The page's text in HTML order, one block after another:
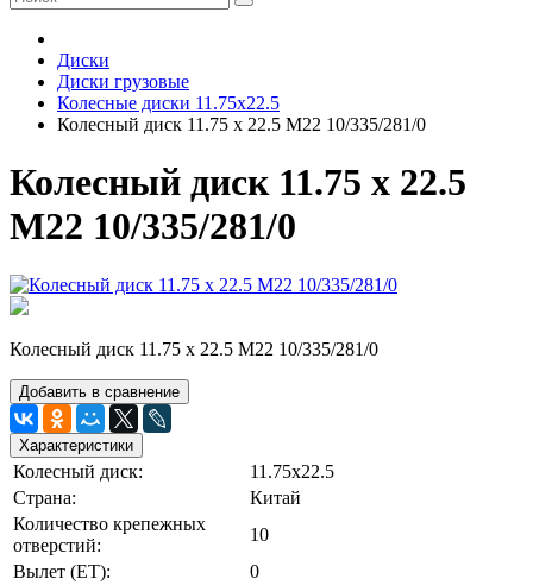
Диски
Диски грузовые
Колесные диски 11.75х22.5
Колесный диск 11.75 х 22.5 М22 10/335/281/0
Колесный диск 11.75 х 22.5
М22 10/335/281/0
Колесный диск 11.75 х 22.5 М22 10/335/281/0
Добавить в сравнение
Характеристики
Колесный диск:
11.75х22.5
Страна:
Китай
Количество крепежных
отверстий:
10
Вылет (ЕТ):
0